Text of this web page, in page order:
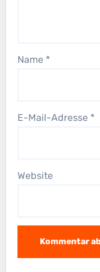
Name *
E-Mail-Adresse *
Website